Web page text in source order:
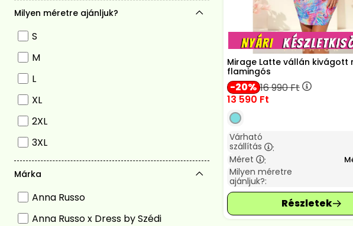
Milyen méretre ajánljuk?
S
M
L
XL
2XL
3XL
Márka
Anna Russo
Anna Russo x Dress by Szédi
Mirage Latte vállán kivágott
flamingós
20 16 990Ft
13 590 Ft
Várható
szállítás
:
Méret :
Milyen méretre
ajánljuk?: